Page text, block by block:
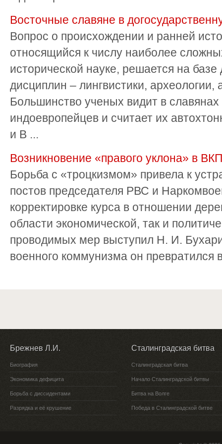
Восточные славяне в
Вопрос о происхождении и ранней
относящийся к числу наиболее
исторической науке, решается на
дисциплин – лингвистики, археологии,
Большинство ученых видит в
индоевропейцев и считает их
и В ...
Возникновение «правого уклона» в
Борьба с «троцкизмом» привела к
постов председателя РВС и
корректировке курса в отношении
области экономической, так и
проводимых мер выступил Н. И.
военного коммунизма он превратился
Брежнев Л.И.
Биография
Экономика дефицита
Борьба с диссидентами
Разрядка и её крушение
Сталинградская битва
Сталинградская битва
Начало Сталинградской битвы
Битва на Волге
Победа в Сталинградской битве